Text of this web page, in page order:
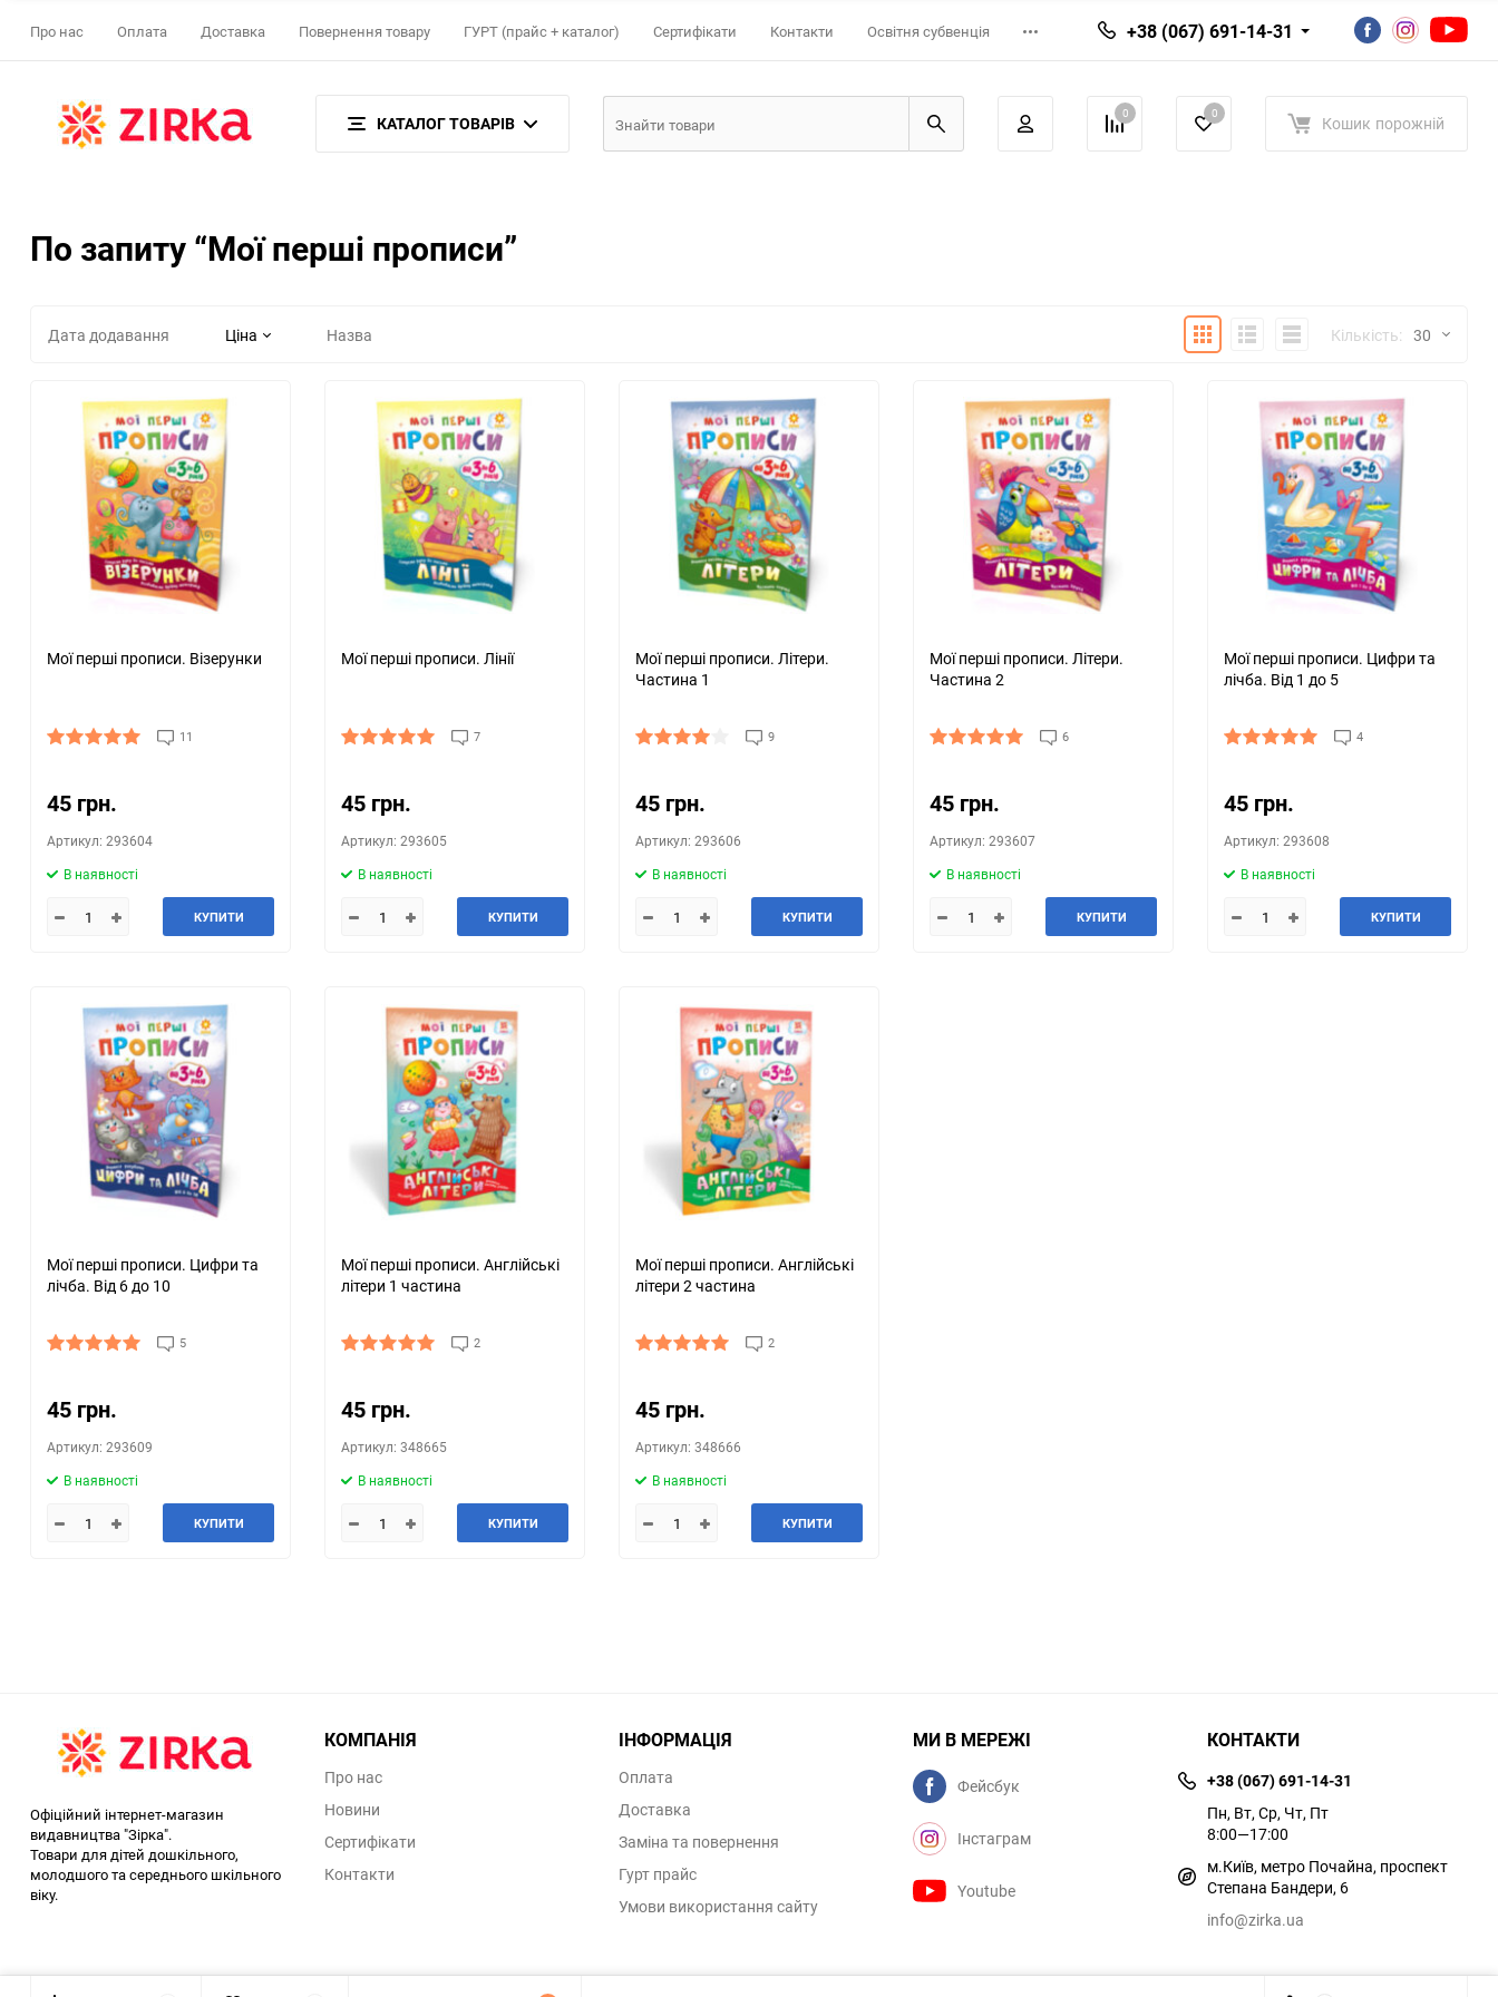
Про нас Оплата Доставка Повернення товару ГУРТ (прайс + каталог) Сертифікати Контакти Освітня субвенція +38 (067) 691-14-31
КАТАЛОГ ТОВАРІВ 0 0 Кошик порожній
По запиту “Мої перші прописи”
Дата додавання Ціна Назва ПлиткаДетальноСписок Кількість: 30
30
60
90
150
Мої перші прописи. Візерунки
11
45 грн.
Артикул: 293604
В наявності
КУПИТИ
Мої перші прописи. Лінії
7
45 грн.
Артикул: 293605
В наявності
КУПИТИ
Мої перші прописи. Літери.
Частина 1
9
45 грн.
Артикул: 293606
В наявності
КУПИТИ
Мої перші прописи. Літери.
Частина 2
6
45 грн.
Артикул: 293607
В наявності
КУПИТИ
Мої перші прописи. Цифри та
лічба. Від 1 до 5
4
45 грн.
Артикул: 293608
В наявності
КУПИТИ
Мої перші прописи. Цифри та
лічба. Від 6 до 10
5
45 грн.
Артикул: 293609
В наявності
КУПИТИ
Мої перші прописи. Англійські
літери 1 частина
2
45 грн.
Артикул: 348665
В наявності
КУПИТИ
Мої перші прописи. Англійські
літери 2 частина
2
45 грн.
Артикул: 348666
В наявності
КУПИТИ
Офіційний інтернет-магазин
видавництва "Зірка".
Товари для дітей дошкільного,
молодшого та середнього шкільного
віку.
КОМПАНІЯ
Про нас
Новини
Сертифікати
Контакти
ІНФОРМАЦІЯ
Оплата
Доставка
Заміна та повернення
Гурт прайс
Умови використання сайту
МИ В МЕРЕЖІ
Фейсбук
Інстаграм
Youtube
КОНТАКТИ
+38 (067) 691-14-31
Пн, Вт, Ср, Чт, Пт
8:00—17:00
м.Київ, метро Почайна, проспект
Степана Бандери, 6
info@zirka.ua